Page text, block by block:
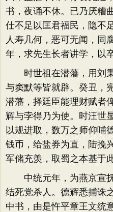
书，夜诵不休。已乃厌糟
仕不足以匡君福民，隐不
人寿几何，恶可无闻，同
年，求先生长者讲学，以
时世祖在潜藩，用刘秉
与窦默等皆就辟。癸丑，
潜藩，择廷臣能理财赋者
辉与孛得乃为使。时汪世
以规进取，数万之师仰哺
钱币，给盐券为直，陆挽
军储充羡，取蜀之本基于
中统元年，为燕京宣抚
结死党杀人。德辉悉捕诛
中书，由是忤平章王文统